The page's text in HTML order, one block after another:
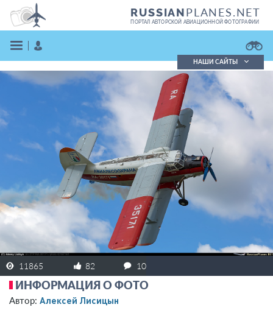
RUSSIANPLANES.NET
ПОРТАЛ АВТОРСКОЙ АВИАЦИОННОЙ ФОТОГРАФИИ
ЗАРЕГИСТРИРОВАТЬСЯ
Поиск в реестре
Кратко
Подробно
НАШИ САЙТЫ
11865 82 10
ИНФОРМАЦИЯ О ФОТО
Автор: Алексей Лисицын